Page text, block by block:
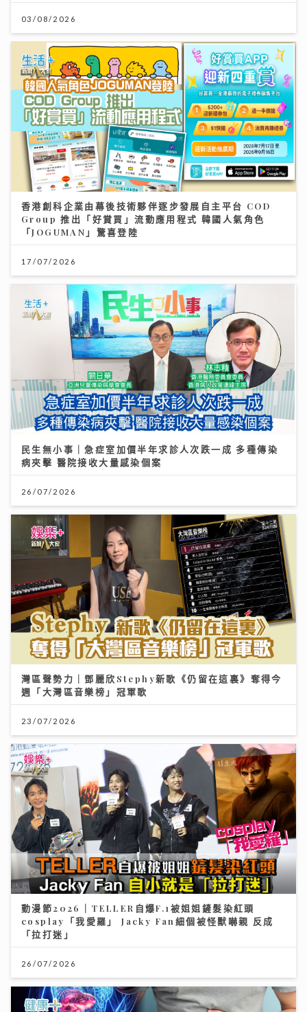
03/08/2026
香港創科企業由幕後技術夥伴逐步發展自主平台 COD
Group 推出「好賞買」流動應用程式 韓國人氣角色
「JOGUMAN」驚喜登陸
17/07/2026
民生無小事｜急症室加價半年求診人次跌一成 多種傳染
病夾擊 醫院接收大量感染個案
26/07/2026
灣區聲勢力｜鄧麗欣Stephy新歌《仍留在這裏》奪得今
週「大灣區音樂榜」冠軍歌
23/07/2026
動漫節2026｜TELLER自爆F.1被姐姐鏟髮染紅頭
cosplay「我愛羅」 Jacky Fan細個被怪獸嚇親 反成
「拉打迷」
26/07/2026